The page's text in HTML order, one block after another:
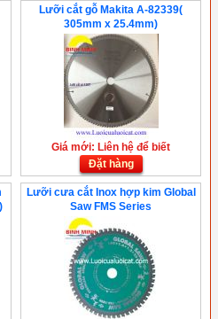
Lưỡi cắt gỗ Makita A-82339(
305mm x 25.4mm)
Giá mới: Liên hệ để biết
Đặt hàng
Lưỡi cưa cắt Inox hợp kim Global
Saw FMS Series